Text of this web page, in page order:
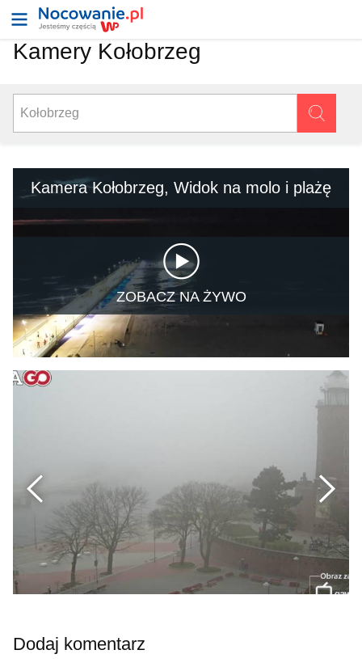
Kamery Kołobrzeg
Kamera Kołobrzeg, Widok na molo i plażę
ZOBACZ NA ŻYWO
Previous
Dodaj komentarz